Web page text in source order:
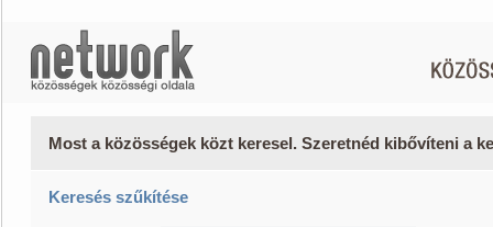
Most a közösségek közt keresel. Szeretnéd kibővíteni a
Keresés szűkítése